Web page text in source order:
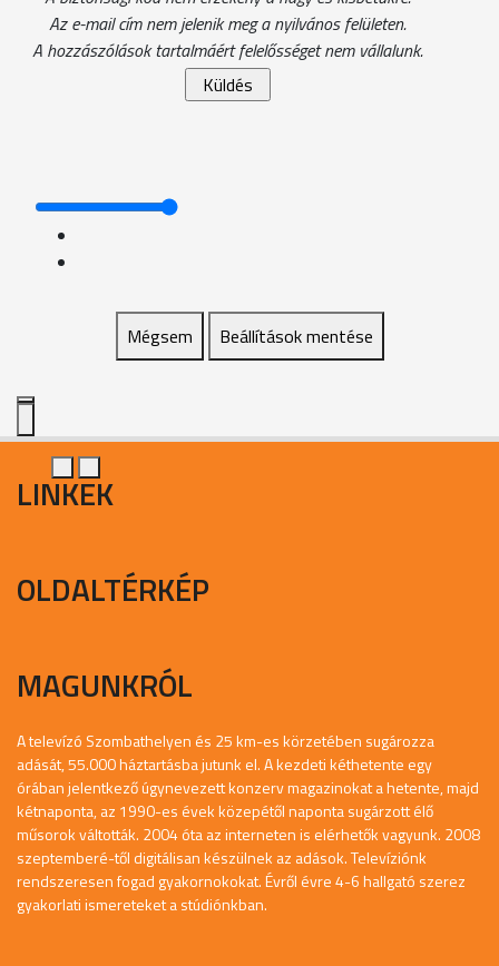
Az e-mail cím nem jelenik meg a nyilvános felületen.
A hozzászólások tartalmáért felelősséget nem vállalunk.
Mégsem Beállítások mentése
LINKEK
OLDALTÉRKÉP
MAGUNKRÓL
A televízó Szombathelyen és 25 km-es körzetében sugározza
adását, 55.000 háztartásba jutunk el. A kezdeti kéthetente egy
órában jelentkező úgynevezett konzerv magazinokat a hetente, majd
kétnaponta, az 1990-es évek közepétől naponta sugárzott élő
műsorok váltották. 2004 óta az interneten is elérhetők vagyunk. 2008
szeptemberé-től digitálisan készülnek az adások. Televíziónk
rendszeresen fogad gyakornokokat. Évről évre 4-6 hallgató szerez
gyakorlati ismereteket a stúdiónkban.